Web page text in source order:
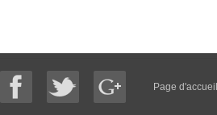
Page d'accueil